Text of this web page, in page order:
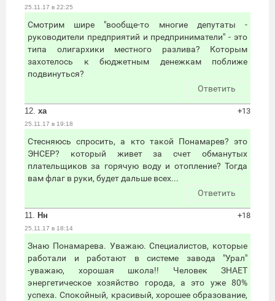
25.11.17 в 22:25
Смотрим шире "вообще-то многие депутаты -
руководители предприятий и предприниматели" - это
типа олигархики местного разлива? Которым
захотелось к бюджетным денежкам поближе
подвинуться?
Ответить
12. ха
25.11.17 в 19:18
+13
Стесняюсь спросить, а кто такой Понамарев? это
ЭНСЕР? который живет за счет обманутых
плательщиков за горячую воду и отопление? Тогда
вам флаг в руки, будет дальше всех...
Ответить
11. Нн
25.11.17 в 18:14
+18
Знаю Понамарева. Уважаю. Специалистов, которые
работали и работают в системе завода "Урал"
-уважаю, хорошая школа!! Человек ЗНАЕТ
энергетическое хозяйство города, а это уже 80%
успеха. Спокойный, красивый, хорошее образование,